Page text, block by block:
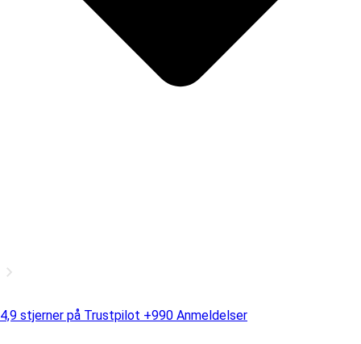
4,9 stjerner på Trustpilot +990 Anmeldelser